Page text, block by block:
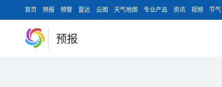
首页 预报 预警 雷达 云图 天气地图 专业产品 资讯 视频 节气
预报